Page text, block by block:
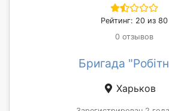
Рейтинг: 20 из 80
0 отзывов
Бригада
Харьков